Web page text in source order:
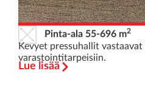
Pinta-ala 55-696 m2
Kevyet pressuhallit
varastointitarpeisiin.
Lue lisää